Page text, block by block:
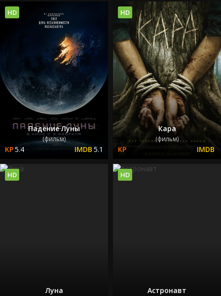
Падение Луны
(фильм)
5.4 5.1
HD
Кара
(фильм)
HD
Луна
HD
Астронавт
HD